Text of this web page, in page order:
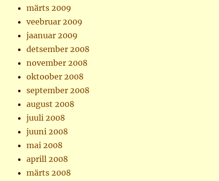
märts 2009
veebruar 2009
jaanuar 2009
detsember 2008
november 2008
oktoober 2008
september 2008
august 2008
juuli 2008
juuni 2008
mai 2008
aprill 2008
märts 2008